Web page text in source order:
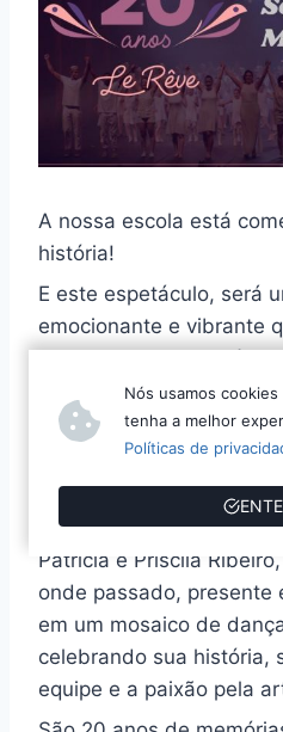
A nossa escola está
história!
E este espetáculo, será
emocionante e vibrante
bailarinos, culminando
apresentações e
sonho com as cores,
dança.
Elaborado e visualizado
Patricia e Priscila
onde passado, presente
em um mosaico de
celebrando sua história,
equipe e a paixão pela
Nós usamos
tenha a melhor
Políticas de